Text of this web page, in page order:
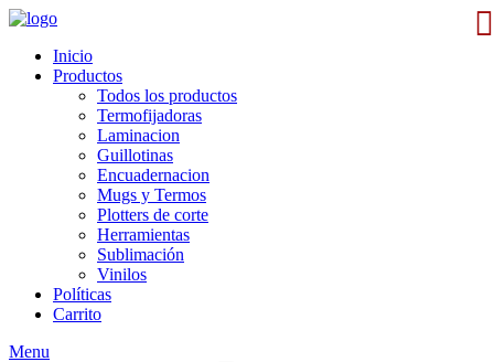
Inicio
Productos
Todos los productos
Termofijadoras
Laminacion
Guillotinas
Encuadernacion
Mugs y Termos
Plotters de corte
Herramientas
Sublimación
Vinilos
Políticas
Carrito
Menu